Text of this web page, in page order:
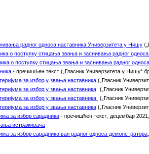
радног односа наставника Универзитета у Нишу (
о поступку стицања звања и заснивања радног
о поступку стицања звања и заснивања радног
- пречишћен текст („Гласник Универзитета у Нишу“
за избор у звања наставника („Гласник
за избор у звања наставника ( „Гласник
за избор у звања наставника ( „Гласник
за избор у звања наставника ( „Гласник
за избор сарадника - пречишћен текст децембар 2021,
истраживача
за избор сарадника ван радног односа-демонстратора